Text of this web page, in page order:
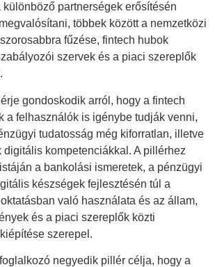
partnerségek erősítésén
többek között a nemzetközi
fűzése, fintech hubok
szervek és a piaci szereplők
gondoskodik arról, hogy a fintech
a felhasználók is igénybe tudják venni,
tudatosság még kiforratlan, illetve
digitális kompetenciákkal. A pillérhez
a bankolási ismeretek, a pénzügyi
készségek fejlesztésén túl a
való használata és az állam,
és a piaci szereplők közti
szerepel.
negyedik pillér célja, hogy a